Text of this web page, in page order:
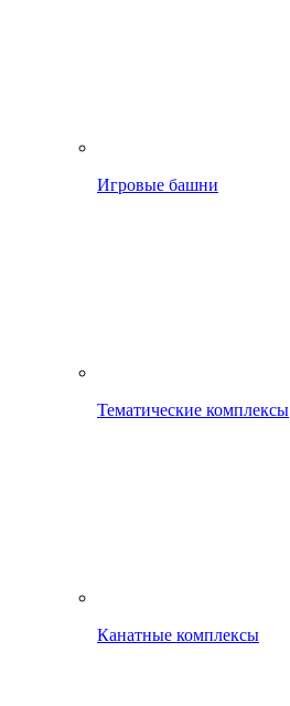
Игровые башни
Тематические комплексы
Канатные комплексы